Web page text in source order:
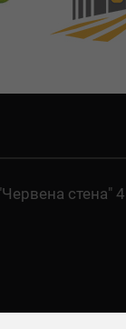
стена"